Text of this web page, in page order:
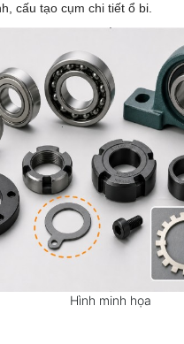
cấu tạo cụm chi tiết ổ bi.
Hình minh họa